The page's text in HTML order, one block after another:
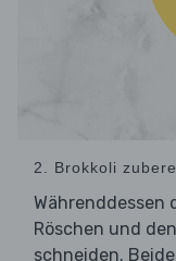
2. Brokkoli
Währenddessen
Röschen und den
schneiden.